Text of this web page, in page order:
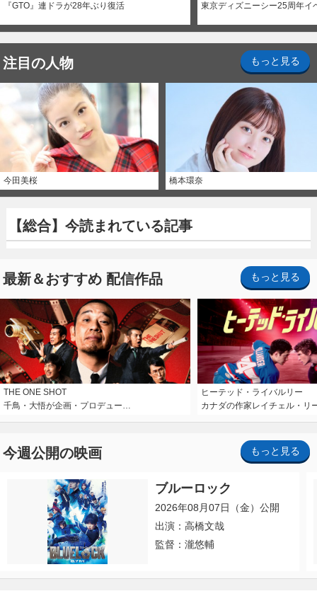
『GTO』連ドラが28年ぶり復活 東京ディズニーシー25周年イ
注目の人物 もっと見る
今田美桜 橋本環奈
【総合】今読まれている記事
最新＆おすすめ 配信作品 もっと見る
THE ONE SHOT
千鳥・大悟が企画・プロデュー…
ヒーテッド・ライバルリー
カナダの作家レイチェル・リ
今週公開の映画 もっと見る
ブルーロック
2026年08月07日（金）公開
出演：高橋文哉
監督：瀧悠輔